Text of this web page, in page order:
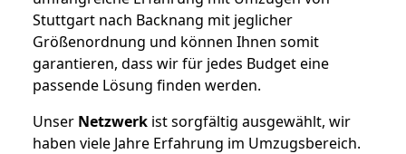
Stuttgart nach Backnang mit jeglicher
Größenordnung und können Ihnen somit
garantieren, dass wir für jedes Budget eine
passende Lösung finden werden.
Unser Netzwerk ist sorgfältig ausgewählt, wir
haben viele Jahre Erfahrung im Umzugsbereich.